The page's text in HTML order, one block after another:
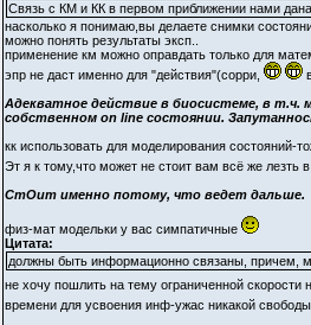
Связь с КМ и КК в первом приближении нами
насколько я понимаю,вы делаете снимки
можно понять результаты эксп..
применение км можно оправдать только для
эпр не даст именно для "действия"(сорри,
Адекватное действие в биосистеме, в т.ч.
собственном on line состоянии.
кк использовать для моделирования состояний-
Эт я к тому,что может не стоит вам всё же
СтОит именно потому, что ведет дальше.
физ-мат модельки у вас симпатичные
Цитата:
должны быть информационно связаны, причем,
не хочу пошлить на тему ограниченной
времени для усвоения инф-ужас никакой